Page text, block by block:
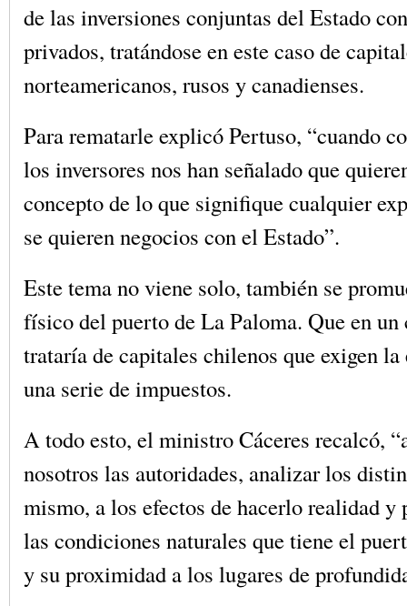
de las inversiones conjuntas del Estado
privados, tratándose en este caso de
norteamericanos, rusos y canadienses.
Para rematarle explicó Pertuso, “cuando
los inversores nos han señalado que
concepto de lo que signifique cualquier
se quieren negocios con el Estado”.
Este tema no viene solo, también se
físico del puerto de La Paloma. Que en un
trataría de capitales chilenos que exigen la
una serie de impuestos.
A todo esto, el ministro Cáceres recalcó,
nosotros las autoridades, analizar los
mismo, a los efectos de hacerlo realidad y
las condiciones naturales que tiene el
y su proximidad a los lugares de